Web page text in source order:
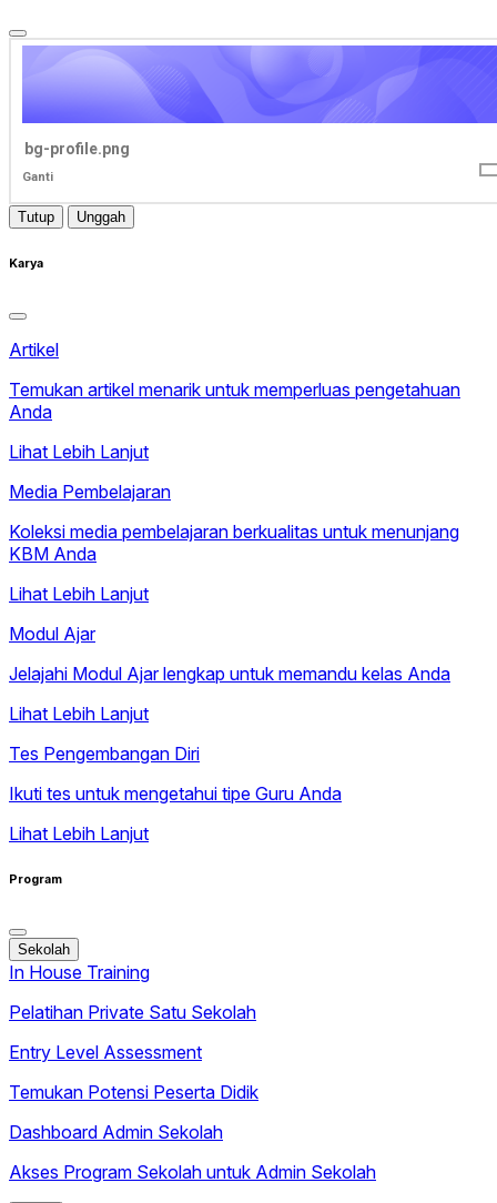
bg-profile.png
Ganti
Tutup Unggah
Karya
Artikel
Temukan artikel menarik untuk memperluas pengetahuan
Anda
Lihat Lebih Lanjut
Media Pembelajaran
Koleksi media pembelajaran berkualitas untuk menunjang
KBM Anda
Lihat Lebih Lanjut
Modul Ajar
Jelajahi Modul Ajar lengkap untuk memandu kelas Anda
Lihat Lebih Lanjut
Tes Pengembangan Diri
Ikuti tes untuk mengetahui tipe Guru Anda
Lihat Lebih Lanjut
Program
Sekolah
In House Training
Pelatihan Private Satu Sekolah
Entry Level Assessment
Temukan Potensi Peserta Didik
Dashboard Admin Sekolah
Akses Program Sekolah untuk Admin Sekolah